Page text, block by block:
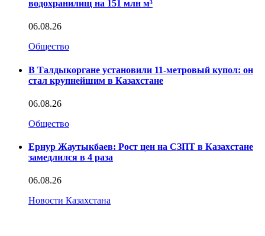
водохранилищ на 151 млн м³
06.08.26
Общество
В Талдыкоргане установили 11-метровый купол: он
стал крупнейшим в Казахстане
06.08.26
Общество
Ернур Жаутыкбаев: Рост цен на СЗПТ в Казахстане
замедлился в 4 раза
06.08.26
Новости Казахстана